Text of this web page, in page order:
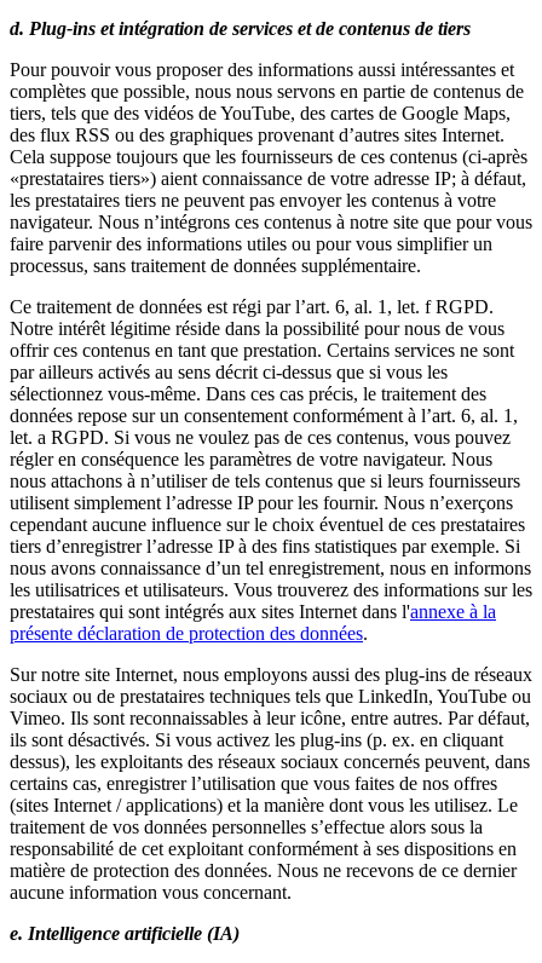
d. Plug-ins et intégration de services et de contenus de tiers
Pour pouvoir vous proposer des informations aussi intéressantes et
complètes que possible, nous nous servons en partie de contenus de
tiers, tels que des vidéos de YouTube, des cartes de Google Maps,
des flux RSS ou des graphiques provenant d’autres sites Internet.
Cela suppose toujours que les fournisseurs de ces contenus (ci-après
«prestataires tiers») aient connaissance de votre adresse IP; à défaut,
les prestataires tiers ne peuvent pas envoyer les contenus à votre
navigateur. Nous n’intégrons ces contenus à notre site que pour vous
faire parvenir des informations utiles ou pour vous simplifier un
processus, sans traitement de données supplémentaire.
Ce traitement de données est régi par l’art. 6, al. 1, let. f RGPD.
Notre intérêt légitime réside dans la possibilité pour nous de vous
offrir ces contenus en tant que prestation. Certains services ne sont
par ailleurs activés au sens décrit ci-dessus que si vous les
sélectionnez vous-même. Dans ces cas précis, le traitement des
données repose sur un consentement conformément à l’art. 6, al. 1,
let. a RGPD. Si vous ne voulez pas de ces contenus, vous pouvez
régler en conséquence les paramètres de votre navigateur. Nous
nous attachons à n’utiliser de tels contenus que si leurs fournisseurs
utilisent simplement l’adresse IP pour les fournir. Nous n’exerçons
cependant aucune influence sur le choix éventuel de ces prestataires
tiers d’enregistrer l’adresse IP à des fins statistiques par exemple. Si
nous avons connaissance d’un tel enregistrement, nous en informons
les utilisatrices et utilisateurs. Vous trouverez des informations sur les
prestataires qui sont intégrés aux sites Internet dans l'annexe à la
présente déclaration de protection des données.
Sur notre site Internet, nous employons aussi des plug-ins de réseaux
sociaux ou de prestataires techniques tels que LinkedIn, YouTube ou
Vimeo. Ils sont reconnaissables à leur icône, entre autres. Par défaut,
ils sont désactivés. Si vous activez les plug-ins (p. ex. en cliquant
dessus), les exploitants des réseaux sociaux concernés peuvent, dans
certains cas, enregistrer l’utilisation que vous faites de nos offres
(sites Internet / applications) et la manière dont vous les utilisez. Le
traitement de vos données personnelles s’effectue alors sous la
responsabilité de cet exploitant conformément à ses dispositions en
matière de protection des données. Nous ne recevons de ce dernier
aucune information vous concernant.
e. Intelligence artificielle (IA)